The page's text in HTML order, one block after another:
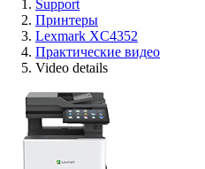
Support
Принтеры
Lexmark XC4352
Практические видео
Video details